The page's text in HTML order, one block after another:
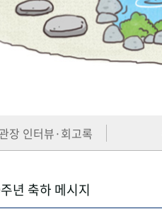
장 인터뷰·회고록
년 축하 메시지